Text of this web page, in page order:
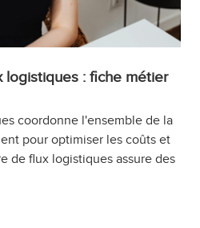
: fiche métier
coordonne l'ensemble de la
pour optimiser les coûts et
de flux logistiques assure des